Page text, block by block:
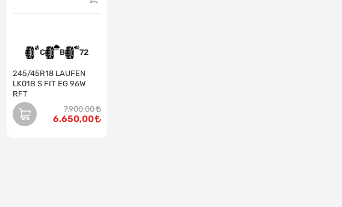
C B 72
245/45R18 LAUFEN
LK01B S FIT EG 96W
RFT
7.900,00
6.650,00